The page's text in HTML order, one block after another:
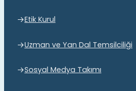
Etik Kurul
Uzman ve Yan Dal Temsilciliği
Sosyal Medya Takımı